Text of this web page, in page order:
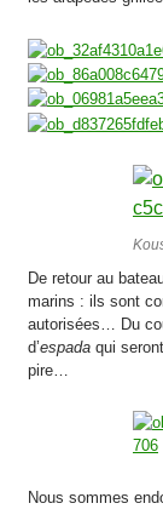
De retour au
marins : ils sont
autorisées… Du
d’espada qui
pire…
Nous sommes